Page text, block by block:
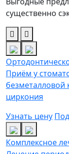
существенно
Приём у
безметалловой
циркония
Узнать цену
Комплексное